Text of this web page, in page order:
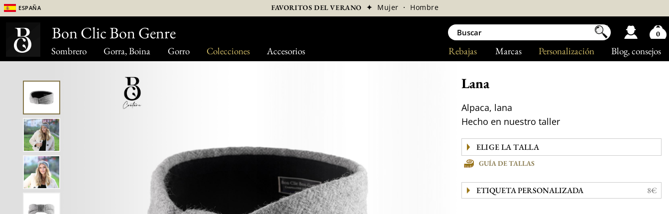
Sombrero Gorra, Boina Gorro Colecciones Accesorios Blog, consejos
Personalización
Marcas
Rebajas
España FAVORITOS DEL VERANO ✦ Mujer · Hombre
Lana
Alpaca, lana
Hecho en nuestro taller
GUÍA DE TALLAS
ETIQUETA PERSONALIZADA 8€
Bon Clic Bon Genre 0